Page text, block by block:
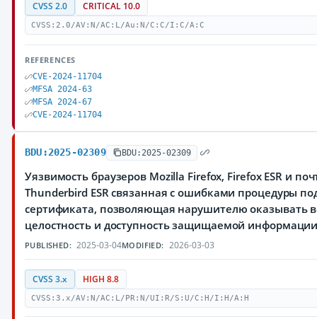
CVSS 2.0 CRITICAL 10.0
CVSS:2.0/AV:N/AC:L/Au:N/C:C/I:C/A:C
REFERENCES
CVE-2024-11704
MFSA 2024-63
MFSA 2024-67
CVE-2024-11704
BDU:2025-02309 BDU:2025-02309
Уязвимость браузеров Mozilla Firefox, Firefox ESR и
Thunderbird ESR связанная с ошибками процедуры
сертификата, позволяющая нарушителю оказывать
целостность и доступность защищаемой
PUBLISHED: 2025-03-04MODIFIED: 2026-03-03
CVSS 3.x HIGH 8.8
CVSS:3.x/AV:N/AC:L/PR:N/UI:R/S:U/C:H/I:H/A:H